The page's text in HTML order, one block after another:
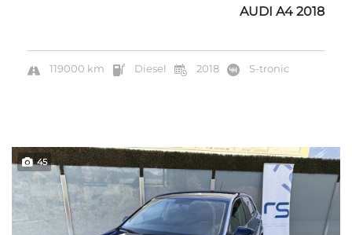
AUDI A4 2018
119000 km Diesel 2018 S-tronic
45